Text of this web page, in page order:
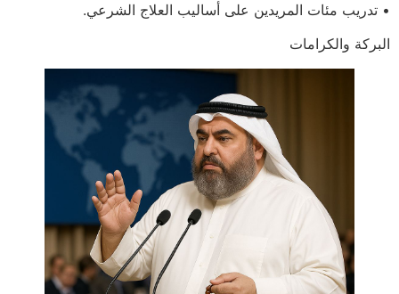
• تدريب مئات المريدين على أساليب العلاج الشرعي.
البركة والكرامات